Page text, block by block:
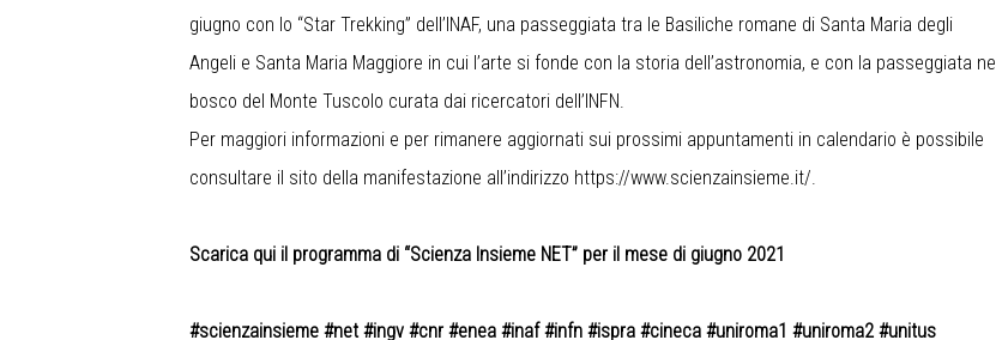
giugno con lo “Star Trekking” dell’INAF, una passeggiata tra le Basiliche romane di Santa Maria degli
Angeli e Santa Maria Maggiore in cui l’arte si fonde con la storia dell’astronomia, e con la passeggiata nel
bosco del Monte Tuscolo curata dai ricercatori dell’INFN.
Per maggiori informazioni e per rimanere aggiornati sui prossimi appuntamenti in calendario è possibile
consultare il sito della manifestazione all’indirizzo https://www.scienzainsieme.it/.
Scarica qui il programma di “Scienza Insieme NET” per il mese di giugno 2021
#scienzainsieme #net #ingv #cnr #enea #inaf #infn #ispra #cineca #uniroma1 #uniroma2 #unitus